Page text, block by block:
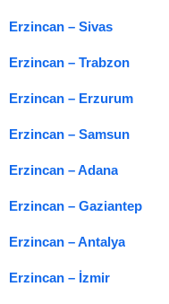
Erzincan – Sivas
Erzincan – Trabzon
Erzincan – Erzurum
Erzincan – Samsun
Erzincan – Adana
Erzincan – Gaziantep
Erzincan – Antalya
Erzincan – İzmir